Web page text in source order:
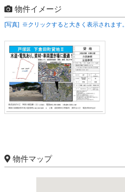
物件イメージ
[写真] ※クリックすると大きく表示されます。
物件マップ